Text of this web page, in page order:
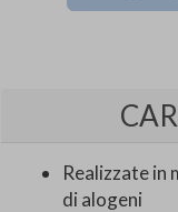
Realizzate
di alogeni